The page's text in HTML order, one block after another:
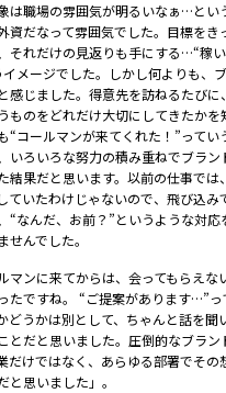
象は職場の雰囲気が明るいなぁ…とい
資だなって雰囲気でした。目標をき
それだけの見返りも手にする…“稼
メージでした。しかし何よりも、
感じました。得意先を訪ねるたびに
ものをどれだけ大切にしてきたかを
“コールマンが来てくれた！”ってい
いろいろな努力の積み重ねでブラン
結果だと思います。以前の仕事では
ていたわけじゃないので、飛び込み
“なんだ、お前？”というような対
せんでした。
マンに来てからは、会ってもらえな
たですね。 “ご提案があります…”っ
どうかは別として、ちゃんと話を聞
とだと思いました。圧倒的なブラン
だけではなく、あらゆる部署でその
と思いました」。